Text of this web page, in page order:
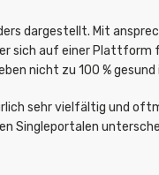
dargestellt. Mit
sich auf einer
nicht zu 100 %
sehr vielfältig und
Singleportalen